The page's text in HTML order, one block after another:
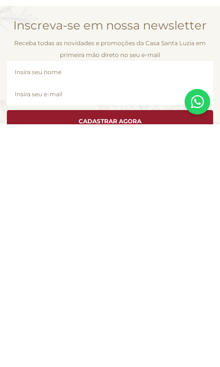
Inscreva-se em nossa newsletter
Receba todas as novidades e promoções da Casa Santa Luzia em
primeira mão direto no seu e-mail
CADASTRAR AGORA